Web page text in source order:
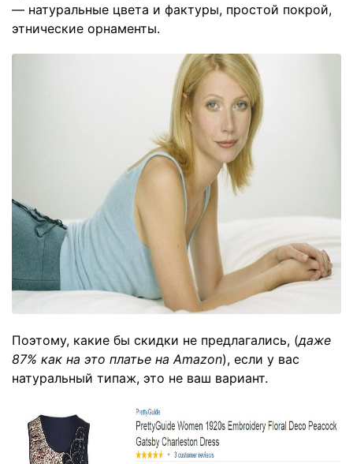
— натуральные цвета и фактуры, простой покрой,
этнические орнаменты.
Поэтому, какие бы скидки не предлагались, (даже
87% как на это платье наAmazon), если у вас
натуральный типаж, это не ваш вариант.